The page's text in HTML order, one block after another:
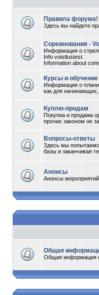
Правила форума!
Здесь вы найдете
Соревнования -
Информация о
Info voistlustest.
Information about
Курсы и обучение
Информация о
как для
Куплю-продам
Покупка и продажа
прочих законом не
Вопросы-ответы
Здесь мы
базы и заканчивая
Анонсы
Анонсы
Общая
Общая информация